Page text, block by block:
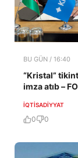
BU GÜN / 16:40
“Kristal”
imza atıb –
İQTISADIYYAT
0 0